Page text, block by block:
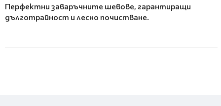
Перфектни заваръчните шевове, гарантиращи
дълготрайност и лесно почистване.